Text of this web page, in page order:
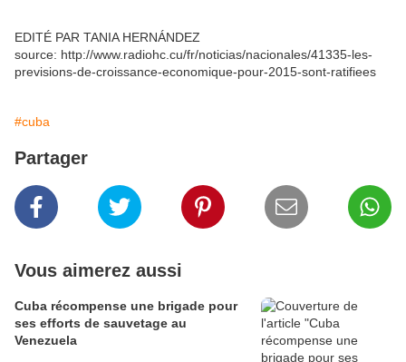
EDITÉ PAR TANIA HERNÁNDEZ
source: http://www.radiohc.cu/fr/noticias/nacionales/41335-les-
previsions-de-croissance-economique-pour-2015-sont-ratifiees
#cuba
Partager
Vous aimerez aussi
Cuba récompense une brigade pour
ses efforts de sauvetage au
Venezuela